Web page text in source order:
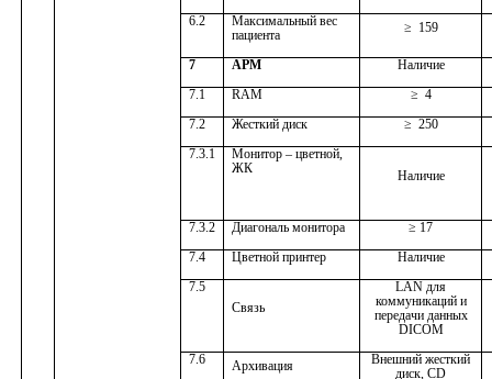
6.2
Максимальный вес
пациента
≥ 159
7 АРМ
Наличие
7.1
RAM ≥ 4
7.2
Жесткий диск ≥ 250
7.3.1
Монитор – цветной,
ЖК
Наличие
7.3.2 Диагональ монитора
≥ 17
7.4
Цветной принтер
Наличие
7.5
Связь
LAN для
коммуникаций и
передачи данных
DICOM
7.6
Архивация
Внешний жесткий
диск, CD